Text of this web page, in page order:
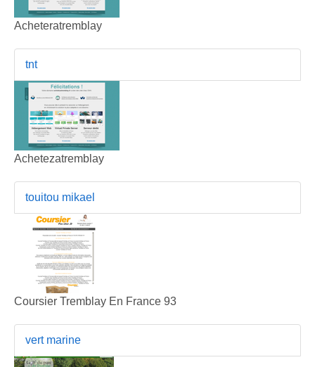
Acheteratremblay
tnt
Achetezatremblay
touitou mikael
Coursier Tremblay En France 93
vert marine